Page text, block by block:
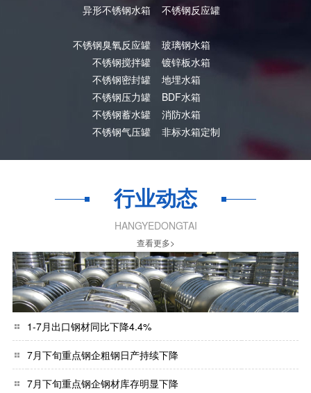
异形不锈钢水箱
不锈钢臭氧反应罐
不锈钢搅拌罐
不锈钢密封罐
不锈钢压力罐
不锈钢蓄水罐
不锈钢气压罐
不锈钢反应罐
玻璃钢水箱
镀锌板水箱
地埋水箱
BDF水箱
消防水箱
非标水箱定制
行业动态
HANGYEDONGTAI
查看更多>
1-7月出口钢材同比下降4.4%
7月下旬重点钢企粗钢日产持续下降
7月下旬重点钢企钢材库存明显下降